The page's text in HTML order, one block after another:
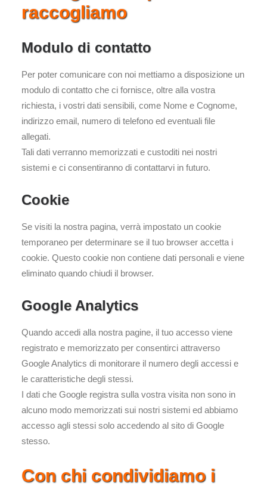
raccogliamo
Modulo di contatto
Per poter comunicare con noi mettiamo a disposizione un
modulo di contatto che ci fornisce, oltre alla vostra
richiesta, i vostri dati sensibili, come Nome e Cognome,
indirizzo email, numero di telefono ed eventuali file
allegati.
Tali dati verranno memorizzati e custoditi nei nostri
sistemi e ci consentiranno di contattarvi in futuro.
Cookie
Se visiti la nostra pagina, verrà impostato un cookie
temporaneo per determinare se il tuo browser accetta i
cookie. Questo cookie non contiene dati personali e viene
eliminato quando chiudi il browser.
Google Analytics
Quando accedi alla nostra pagine, il tuo accesso viene
registrato e memorizzato per consentirci attraverso
Google Analytics di monitorare il numero degli accessi e
le caratteristiche degli stessi.
I dati che Google registra sulla vostra visita non sono in
alcuno modo memorizzati sui nostri sistemi ed abbiamo
accesso agli stessi solo accedendo al sito di Google
stesso.
Con chi condividiamo i